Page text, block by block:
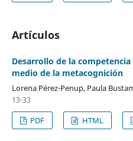
Artículos
Desarrollo de la
medio de la metacognición
Lorena Pérez-Penup, Paula
13-33
PDF
HTML